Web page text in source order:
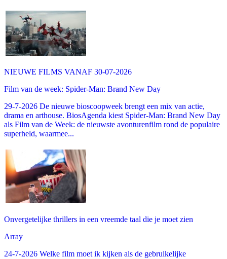
NIEUWE FILMS VANAF 30-07-2026
Film van de week: Spider-Man: Brand New Day
29-7-2026 De nieuwe bioscoopweek brengt een mix van actie,
drama en arthouse. BiosAgenda kiest Spider-Man: Brand New Day
als Film van de Week: de nieuwste avonturenfilm rond de populaire
superheld, waarmee...
Onvergetelijke thrillers in een vreemde taal die je moet zien
Array
24-7-2026 Welke film moet ik kijken als de gebruikelijke